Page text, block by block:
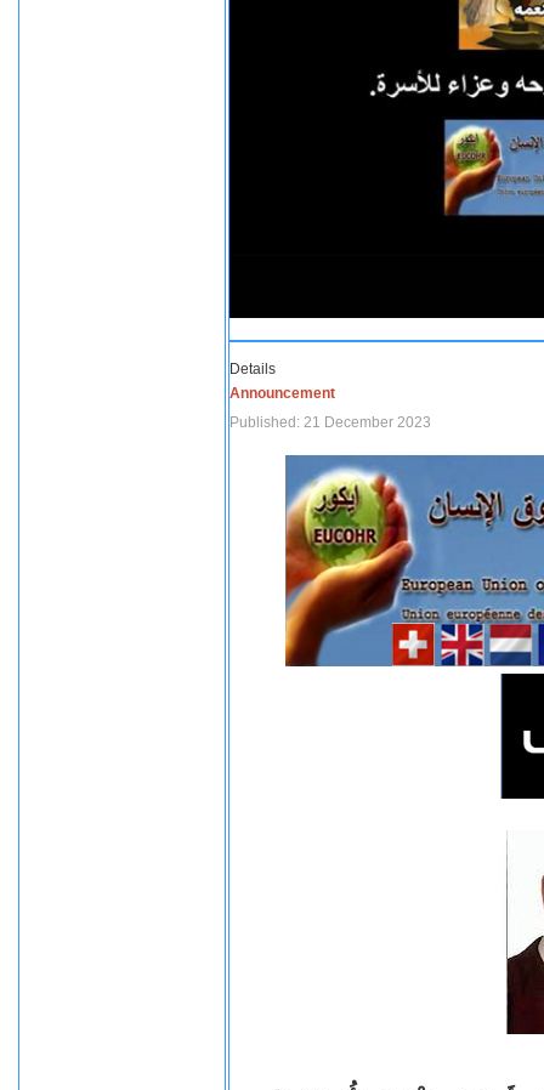
Details
Announcement
Published: 21 December 2023